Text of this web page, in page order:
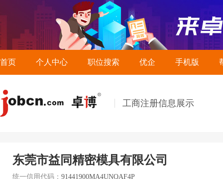
首页 个人中心 职位搜索 优企 手机版
工商注册信息展示
东莞市益同精密模具有限公司
统一信用代码： 91441900MA4UNQAF4P